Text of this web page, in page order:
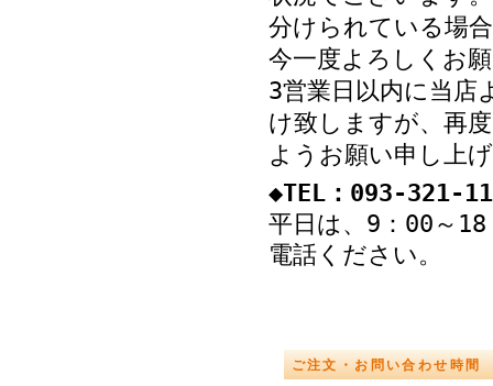
分けられている場
今一度よろしくお
3営業日以内に当店
け致しますが、再
ようお願い申し上
◆TEL：093-321-
平日は、9：00～
電話ください。
ご注文・お問い合わせ時間